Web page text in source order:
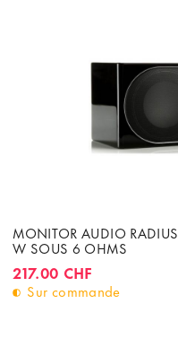
MONITOR AUDIO
W SOUS 6 OHMS
217.00 CHF
Sur commande